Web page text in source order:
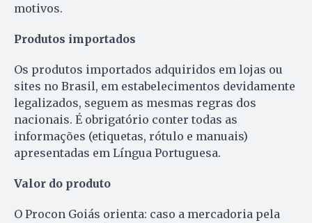
motivos.
Produtos importados
Os produtos importados adquiridos em lojas ou
sites no Brasil, em estabelecimentos devidamente
legalizados, seguem as mesmas regras dos
nacionais. É obrigatório conter todas as
informações (etiquetas, rótulo e manuais)
apresentadas em Língua Portuguesa.
Valor do produto
O Procon Goiás orienta: caso a mercadoria pela